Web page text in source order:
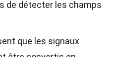
de détecter les champs
que les signaux